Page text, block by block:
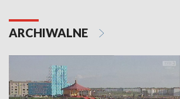
ARCHIWALNE